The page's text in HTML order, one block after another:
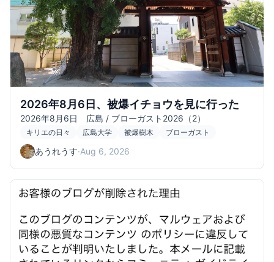
2026年8月6日、被爆イチョウを見に行った
2026年8月6日 広島 / ブローガスト2026（2）
キリエの日々 広島大学 被爆樹木 ブローガスト
あうれうす·Aug 6, 2026